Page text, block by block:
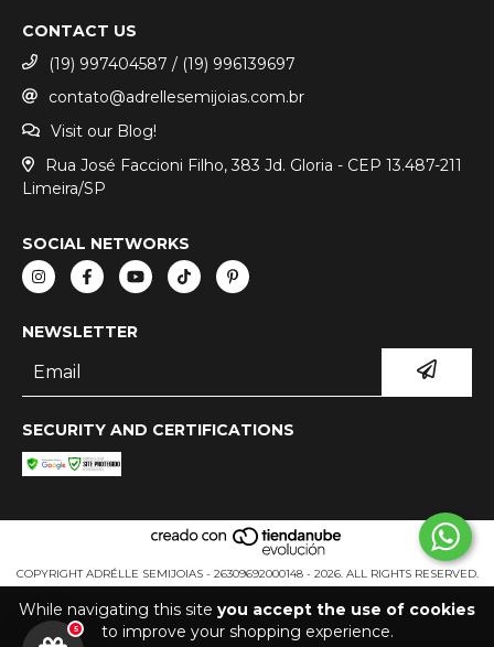
While navigating this site you accept the use of cookies
to improve your shopping experience.
CONTACT US
(19) 997404587 / (19) 996139697
contato@adrellesemijoias.com.br
Visit our Blog!
Rua José Faccioni Filho, 383 Jd. Gloria - CEP 13.487-211
Limeira/SP
SOCIAL NETWORKS
NEWSLETTER
SECURITY AND CERTIFICATIONS
COPYRIGHT ADRÉLLE SEMIJOIAS - 26309692000148 - 2026. ALL RIGHTS RESERVED.
5